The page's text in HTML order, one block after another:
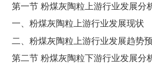
第一节 粉煤灰陶粒上游行业发展分
一、粉煤灰陶粒上游行业发展现状
二、粉煤灰陶粒上游行业发展趋势
第二节 粉煤灰陶粒下游行业发展分